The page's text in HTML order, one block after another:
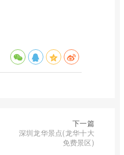
下一篇
深圳龙华景点(龙华十大
免费景区)